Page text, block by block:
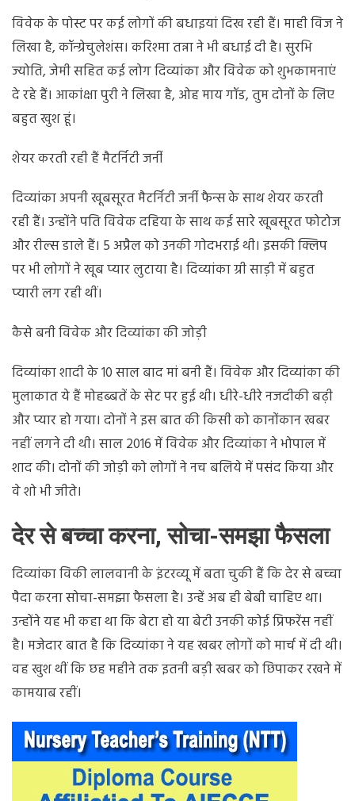
विवेक के पोस्ट पर कई लोगों की बधाइयां दिख रही हैं। माही विज ने
लिखा है, कॉन्ग्रेचुलेशंस। करिश्मा तन्ना ने भी बधाई दी है। सुरभि
ज्योति, जेमी सहित कई लोग दिव्यांका और विवेक को शुभकामनाएं
दे रहे हैं। आकांक्षा पुरी ने लिखा है, ओह माय गॉड, तुम दोनों के लिए
बहुत खुश हूं।
शेयर करती रही हैं मैटर्निटी जर्नी
दिव्यांका अपनी खूबसूरत मैटर्निटी जर्नी फैन्स के साथ शेयर करती
रही हैं। उन्होंने पति विवेक दहिया के साथ कई सारे खूबसूरत फोटोज
और रील्स डाले हैं। 5 अप्रैल को उनकी गोदभराई थी। इसकी क्लिप
पर भी लोगों ने खूब प्यार लुटाया है। दिव्यांका ग्री साड़ी में बहुत
प्यारी लग रही थीं।
कैसे बनी विवेक और दिव्यांका की जोड़ी
दिव्यांका शादी के 10 साल बाद मां बनी हैं। विवेक और दिव्यांका की
मुलाकात ये हैं मोहब्बतें के सेट पर हुई थी। धीरे-धीरे नजदीकी बढ़ी
और प्यार हो गया। दोनों ने इस बात की किसी को कानोंकान खबर
नहीं लगने दी थी। साल 2016 में विवेक और दिव्यांका ने भोपाल में
शाद की। दोनों की जोड़ी को लोगों ने नच बलिये में पसंद किया और
वे शो भी जीते।
देर से बच्चा करना, सोचा-समझा फैसला
दिव्यांका विकी लालवानी के इंटरव्यू में बता चुकी हैं कि देर से बच्चा
पैदा करना सोचा-समझा फैसला है। उन्हें अब ही बेबी चाहिए था।
उन्होंने यह भी कहा था कि बेटा हो या बेटी उनकी कोई प्रिफरेंस नहीं
है। मजेदार बात है कि दिव्यांका ने यह खबर लोगों को मार्च में दी थी।
वह खुश थीं कि छह महीने तक इतनी बड़ी खबर को छिपाकर रखने में
कामयाब रहीं।